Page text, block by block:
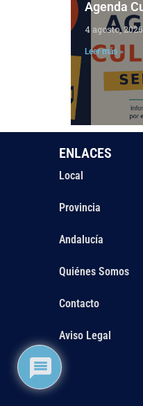
Agenda
4 agosto, 2026
Leer más »
ENLACES
Local
Provincia
Andalucía
Quiénes Somos
Contacto
Aviso Legal